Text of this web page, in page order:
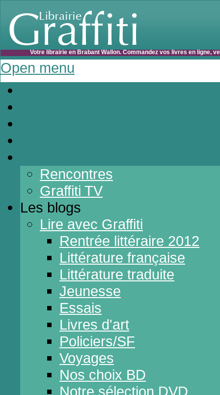
Votre librairie en Brabant Wallon. Commandez vos livres en ligne,
Open menu
Rencontres
Graffiti TV
Les blogs
Lire avec Graffiti
Rentrée littéraire 2012
Littérature française
Littérature traduite
Jeunesse
Essais
Livres d'art
Policiers/SF
Voyages
Nos choix BD
Notre sélection DVD